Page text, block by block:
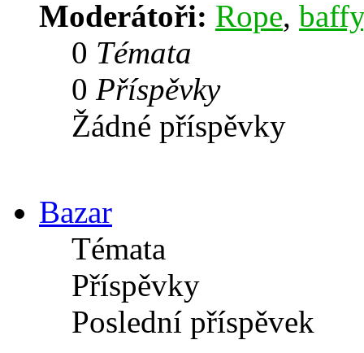
Moderátoři: Rope, baffy
0 Témata
0 Příspěvky
Žádné příspěvky
Bazar
Témata
Příspěvky
Poslední příspěvek